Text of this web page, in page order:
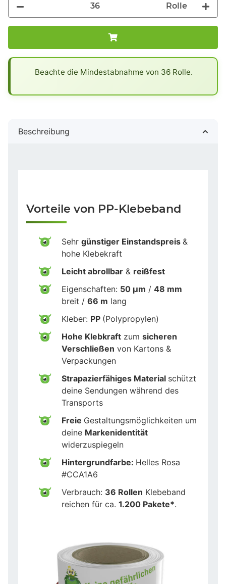
Rolle
Beachte die Mindestabnahme von 36 Rolle.
Beschreibung
Vorteile von PP-Klebeband
Sehr günstiger Einstandspreis &
hohe Klebekraft
Leicht abrollbar & reißfest
Eigenschaften: 50 µm / 48 mm
breit / 66 m lang
Kleber: PP (Polypropylen)
Hohe Klebkraft zum sicheren
Verschließen von Kartons &
Verpackungen
Strapazierfähiges Material schützt
deine Sendungen während des
Transports
Freie Gestaltungsmöglichkeiten um
deine Markenidentität
widerzuspiegeln
Hintergrundfarbe: Helles Rosa
#CCA1A6
Verbrauch: 36 Rollen Klebeband
reichen für ca. 1.200 Pakete*.